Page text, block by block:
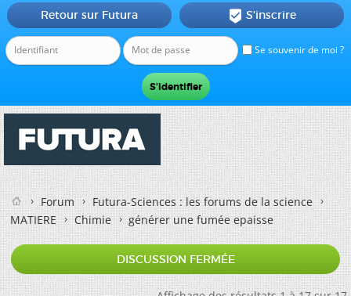
Se souvenir de moi ?
Retour sur Futura  S'inscrire
Forum
Futura-Sciences : les forums de la science
MATIERE
Chimie générer une fumée epaisse
DISCUSSION FERMÉE